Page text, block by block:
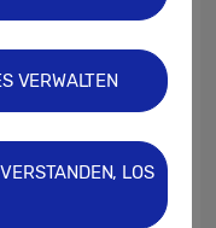
und
erforderlich
Online Shop und
der Preisvorteil
Der Name des
die
VERWALTEN
LOS